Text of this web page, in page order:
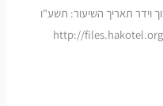
וידר תאריך השיעור: תשע"ו